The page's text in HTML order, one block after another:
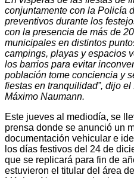
conjuntamente con la Policía
preventivos durante los
con la presencia de más de
municipales en distintos
campings, playas y espacios
los barrios para evitar
población tome conciencia y
fiestas en tranquilidad”, dijo
Máximo Naumann.
Este jueves al mediodía, se
prensa donde se anunció un
documentación vehicular e
los días festivos del 24 de
que se replicará para fin de
estuvieron el titular del área